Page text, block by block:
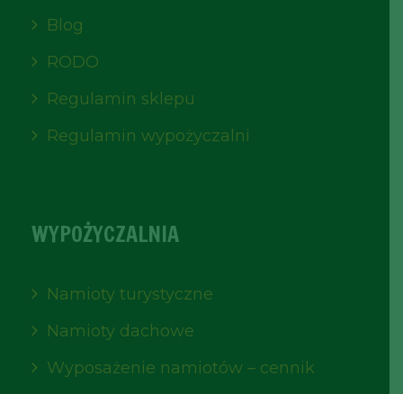
Blog
RODO
Regulamin sklepu
Regulamin wypożyczalni
WYPOŻYCZALNIA
Namioty turystyczne
Namioty dachowe
Wyposażenie namiotów – cennik